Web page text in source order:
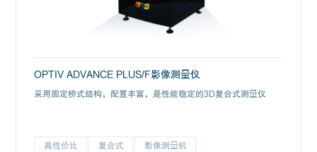
OPTIV ADVANCE PLUS/F影像测量仪
采用固定桥式结构，配置丰富，是性能稳定的3D复合式测量仪
高性价比 复合式 影像测量机